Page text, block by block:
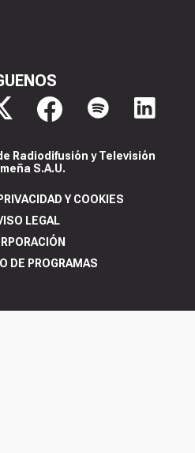
Radiodifusión y Televisión
S.A.U.
Y COOKIES
LEGAL
DE PROGRAMAS